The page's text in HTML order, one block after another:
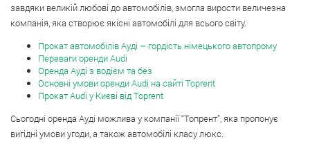
завдяки великій любові до автомобілів, змогла вирости величезна
компанія, яка створює якісні автомобілі для всього світу.
Прокат автомобілів Ауді – гордість німецького автопрому
Переваги оренди Audi
Оренда Ауді з водієм та без
Основні умови оренди Audi на сайті Toprent
Прокат Audi у Києві від Toprent
Сьогодні оренда Ауді можлива у компанії “Топрент”, яка пропонує
вигідні умови угоди, а також автомобілі класу люкс.